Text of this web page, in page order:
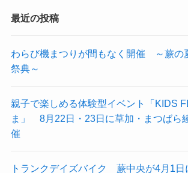
最近の投稿
わらび機まつりが間もなく開催 ～蕨の
祭典～
親子で楽しめる体験型イベント「KIDS
ま」 8月22日・23日に草加・まつばら
催
トランクデイズバイク 蕨中央が4月1日